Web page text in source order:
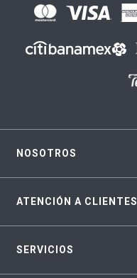
NOSOTROS
ATENCIÓN A CLIENTES
SERVICIOS